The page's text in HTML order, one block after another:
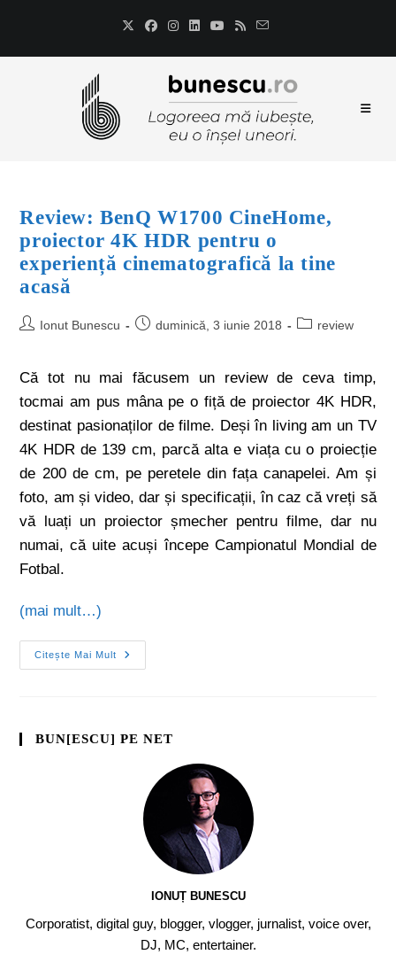
Review: BenQ W1700 CineHome,
proiector 4K HDR pentru o
experiență cinematografică la tine
acasă
Ionut Bunescu duminică, 3 iunie 2018 review
Că tot nu mai făcusem un review de ceva timp,
tocmai am pus mâna pe o fiță de proiector 4K HDR,
destinat pasionaților de filme. Deși în living am un TV
4K HDR de 139 cm, parcă alta e viața cu o proiecție
de 200 de cm, pe peretele din fața canapelei. Am și
foto, am și video, dar și specificații, în caz că vreți să
vă luați un proiector șmecher pentru filme, dar nu
numai, că uite acuși începe Campionatul Mondial de
Fotbal.
(mai mult…)
Citește Mai Mult
BUN[ESCU] PE NET
IONUȚ BUNESCU
Corporatist, digital guy, blogger, vlogger, jurnalist, voice over,
DJ, MC, entertainer.